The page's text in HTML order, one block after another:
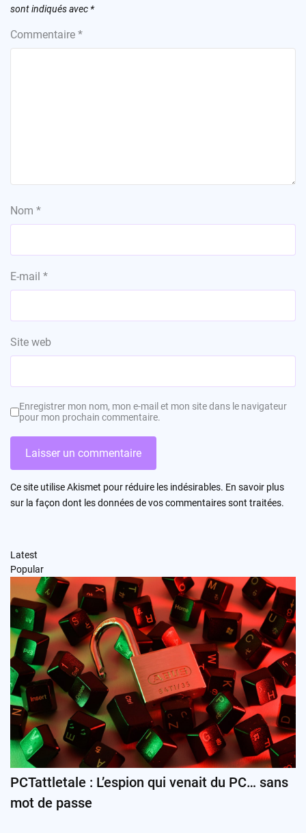
sont indiqués avec *
Commentaire *
Nom *
E-mail *
Site web
Enregistrer mon nom, mon e-mail et mon site dans le navigateur
pour mon prochain commentaire.
Ce site utilise Akismet pour réduire les indésirables. En savoir plus
sur la façon dont les données de vos commentaires sont traitées.
Latest
Popular
PCTattletale : L’espion qui venait du PC… sans
mot de passe